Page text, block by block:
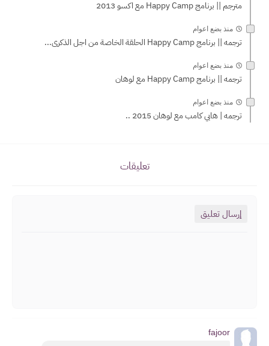
مترجم || برنامج Happy Camp مع اكسو 2013
منذ بضع اعوام
ترجمه || برنامج Happy Camp الحلقة الخاصة من اجل الذكرى...
منذ بضع اعوام
ترجمه || برنامج Happy Camp مع لوهان
منذ بضع اعوام
ترجمه | هابي كامب مع لوهان 2015 ..
تعليقات
إرسال تعليق
fajoor